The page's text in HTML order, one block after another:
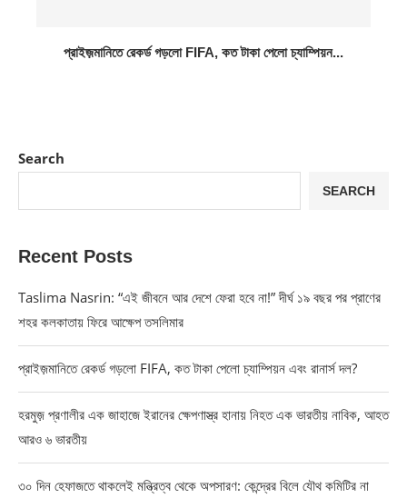
প্রাইজ়মানিতে রেকর্ড গড়লো FIFA, কত টাকা পেলো চ্যাম্পিয়ন...
Search
SEARCH
Recent Posts
Taslima Nasrin: “এই জীবনে আর দেশে ফেরা হবে না!” দীর্ঘ ১৯ বছর পর প্রাণের
শহর কলকাতায় ফিরে আক্ষেপ তসলিমার
প্রাইজ়মানিতে রেকর্ড গড়লো FIFA, কত টাকা পেলো চ্যাম্পিয়ন এবং রানার্স দল?
হরমুজ় প্রণালীর এক জাহাজে ইরানের ক্ষেপণাস্ত্র হানায় নিহত এক ভারতীয় নাবিক, আহত
আরও ৬ ভারতীয়
৩০ দিন হেফাজতে থাকলেই মন্ত্রিত্ব থেকে অপসারণ: কেন্দ্রের বিলে যৌথ কমিটির না